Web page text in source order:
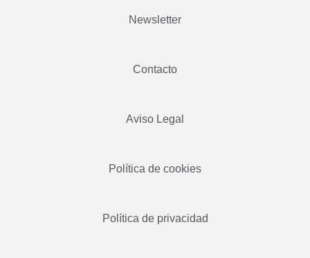
Newsletter
Contacto
Aviso Legal
Política de cookies
Política de privacidad